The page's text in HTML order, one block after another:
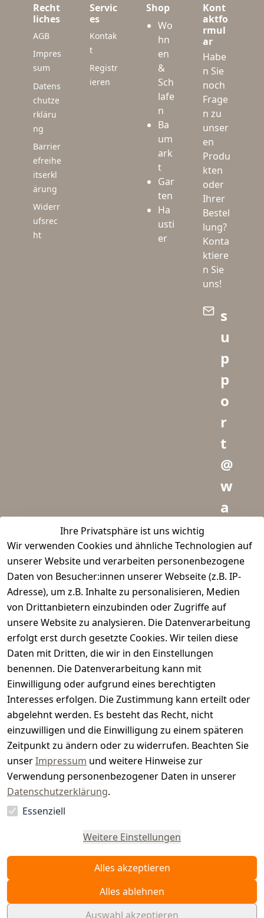
Ihre Privatsphäre ist uns wichtig
Wir verwenden Cookies und ähnliche Technologien auf
unserer Website und verarbeiten personenbezogene
Daten von Besucher:innen unserer Webseite (z.B. IP-
Adresse), um z.B. Inhalte zu personalisieren, Medien
von Drittanbietern einzubinden oder Zugriffe auf
unsere Website zu analysieren. Die Datenverarbeitung
erfolgt erst durch gesetzte Cookies. Wir teilen diese
Daten mit Dritten, die wir in den Einstellungen
benennen. Die Datenverarbeitung kann mit
Einwilligung oder aufgrund eines berechtigten
Interesses erfolgen. Die Zustimmung kann erteilt oder
abgelehnt werden. Es besteht das Recht, nicht
einzuwilligen und die Einwilligung zu einem späteren
Zeitpunkt zu ändern oder zu widerrufen. Beachten Sie
unserImpressum und weitere Hinweise zur
Verwendung personenbezogener Daten in unserer
Datenschutzerklärung.
Essenziell
Weitere Einstellungen
Alles akzeptieren
Alles ablehnen
Auswahl akzeptieren
Recht
liches
AGB
Impres
sum
Datens
chutze
rkläru
ng
Barrier
efreihe
itserkl
ärung
Widerr
ufsrec
ht
Servic
es
Kontak
t
Registr
ieren
Shop
Wo
hn
en
&
Sch
lafe
n
Ba
um
ark
t
Gar
ten
Ha
usti
er
Kont
aktfo
rmul
ar
Habe
n Sie
noch
Frage
n zu
unser
en
Produ
kten
oder
Ihrer
Bestel
lung?
Konta
ktiere
n Sie
uns!
s
u
p
p
o
r
t
@
w
a
d
m
e
i
s
r.
e
Vertrag
widerrufen